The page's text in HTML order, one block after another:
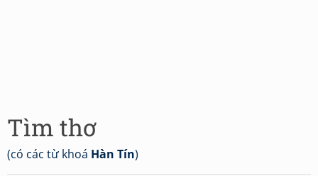
Tìm thơ
(có các từ khoá Hàn Tín)